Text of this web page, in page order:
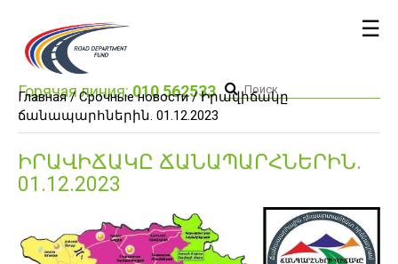
☰
Горячая линия:010 562533
Главная / Срочные новости / Իրավիճակը
ճանապարհներին. 01.12.2023
ԻՐԱՎԻՃԱԿԸ ՃԱՆԱՊԱՐՀՆԵՐԻՆ.
01.12.2023